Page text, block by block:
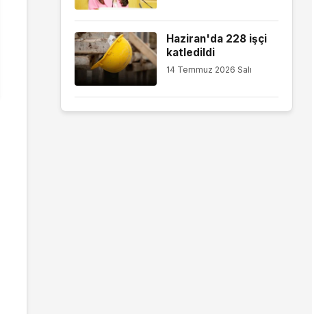
Haziran'da 228 işçi
katledildi
14 Temmuz 2026 Salı